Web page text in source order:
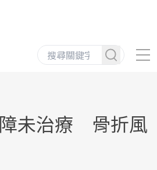
未治療 骨折風